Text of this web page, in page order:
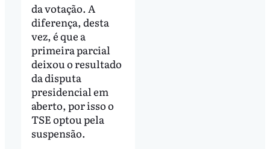
da votação. A
diferença, desta
vez, é que a
primeira parcial
deixou o resultado
da disputa
presidencial em
aberto, por isso o
TSE optou pela
suspensão.